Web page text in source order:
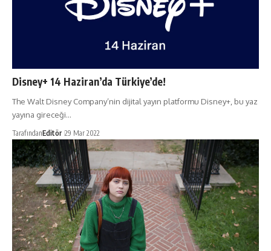
Disney+ 14 Haziran’da Türkiye’de!
The Walt Disney Company’nin dijital yayın platformu Disney+, bu yaz
yayına gireceği…
TarafındanEditör 29 Mar 2022